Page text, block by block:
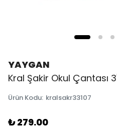
YAYGAN
Kral Şakir Okul Çantası
Ürün Kodu: kralsakr33107
₺ 279.00